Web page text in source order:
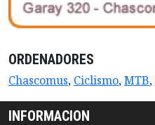
ORDENADORES
Chascomus, Ciclismo,MTB,
INFORMACION